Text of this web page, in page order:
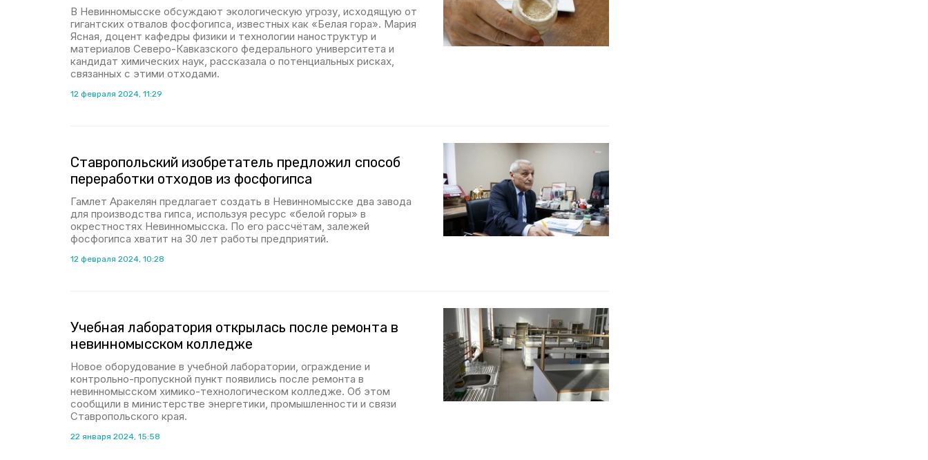
В Невинномысске обсуждают экологическую угрозу, исходящую от
гигантских отвалов фосфогипса, известных как «Белая гора». Мария
Ясная, доцент кафедры физики и технологии наноструктур и
материалов Северо-Кавказского федерального университета и
кандидат химических наук, рассказала о потенциальных рисках,
связанных с этими отходами.
12 февраля 2024, 11:29
Ставропольский изобретатель предложил способ
переработки отходов из фосфогипса
Гамлет Аракелян предлагает создать в Невинномысске два завода
для производства гипса, используя ресурс «белой горы» в
окрестностях Невинномысска. По его рассчётам, залежей
фосфогипса хватит на 30 лет работы предприятий.
12 февраля 2024, 10:28
Учебная лаборатория открылась после ремонта в
невинномысском колледже
Новое оборудование в учебной лаборатории, ограждение и
контрольно-пропускной пункт появились после ремонта в
невинномысском химико-технологическом колледже. Об этом
сообщили в министерстве энергетики, промышленности и связи
Ставропольского края.
22 января 2024, 15:58